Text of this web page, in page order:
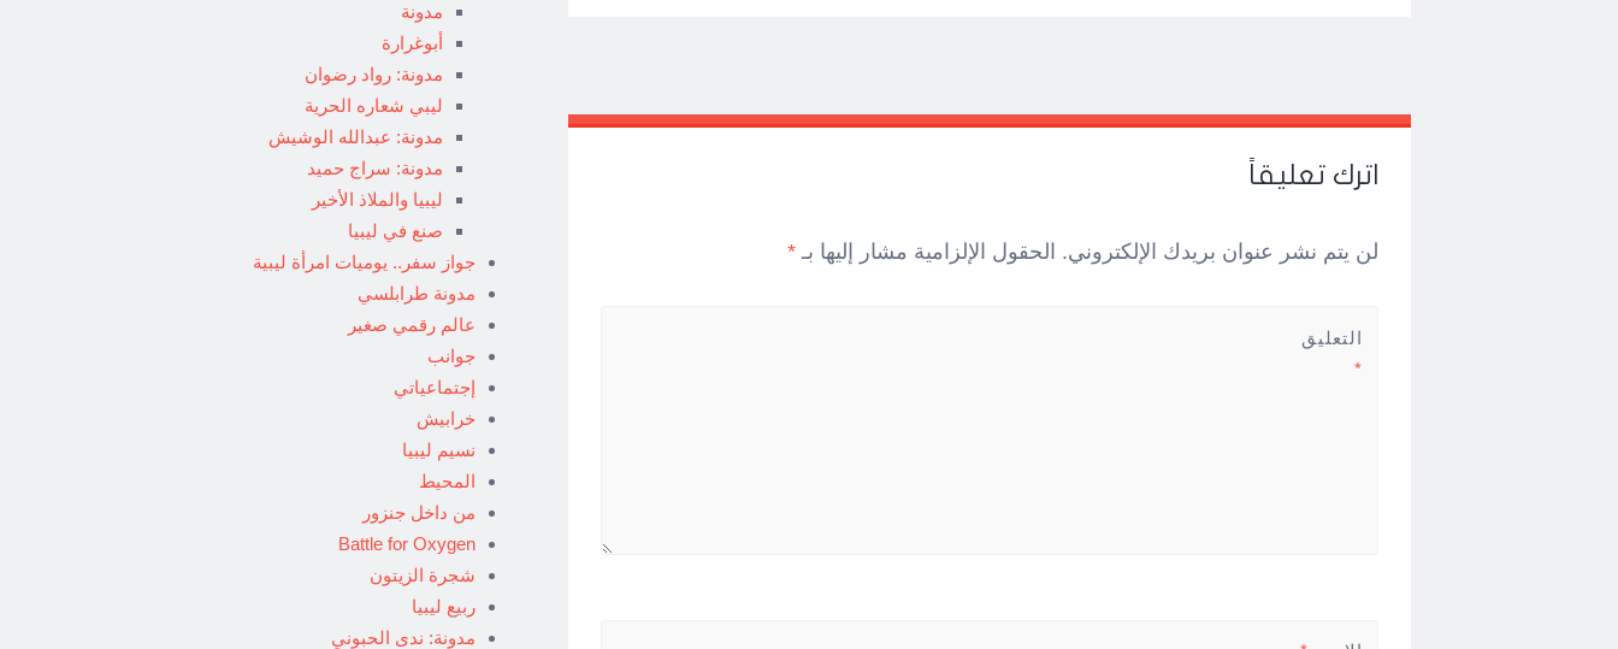
Post
navigation ←
→
اترك تعليقاً
لن يتم نشر عنوان بريدك الإلكتروني. الحقول الإلزامية مشار إليها بـ *
التعليق
*
مدونة
أبوغرارة
مدونة: رواد رضوان
ليبي شعاره الحرية
مدونة: عبدالله الوشيش
مدونة: سراج حميد
ليبيا والملاذ الأخير
صنع في ليبيا
جواز سفر.. يوميات امرأة ليبية
مدونة طرابلسي
عالم رقمي صغير
جوانب
إجتماعياتي
خرابيش
نسيم ليبيا
المحيط
من داخل جنزور
Battle for Oxygen
شجرة الزيتون
ربيع ليبيا
مدونة: ندى الحبوني